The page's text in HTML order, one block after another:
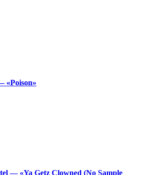
«Poison»
— «Ya Getz Clowned (No Sample